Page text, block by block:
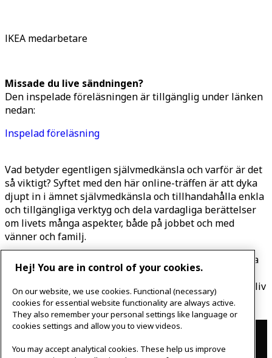
IKEA medarbetare
Missade du live sändningen?
Den inspelade föreläsningen är tillgänglig under länken
nedan:
Inspelad föreläsning
Vad betyder egentligen självmedkänsla och varför är det
så viktigt? Syftet med den här online-träffen är att dyka
djupt in i ämnet självmedkänsla och tillhandahålla enkla
och tillgängliga verktyg och dela vardagliga berättelser
om livets många aspekter, både på jobbet och med
vänner och familj.
Kom med och få verktyg för att utforska den fantastiska
kraften i självledarskap och den positiva energi som
kommer av att behandla den viktigaste personen i ditt liv
– dig själv – som du skulle behandla din bästa vän.
Contact
IKEAgatan 8
Hej! You are in control of your cookies.
On our website, we use cookies. Functional (necessary)
cookies for essential website functionality are always active.
They also remember your personal settings like language or
cookies settings and allow you to view videos.
You may accept analytical cookies. These help us improve